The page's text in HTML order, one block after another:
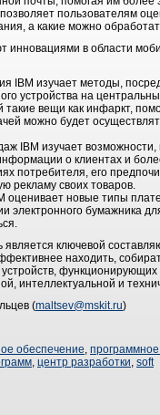
пользователям
а какие можно
инновациями в области
IBM изучает методы,
устройства на
такие вещи как инфаркт,
можно будет
IBM изучает
о клиентах и
потребителя, его
рекламу своих товаров.
оценивает новые типы
электронного бумажника
является ключевой
находить,
интеллектуальной и
(maltsev@mskit.ru)
обеспечение,
, центр разработки, soft